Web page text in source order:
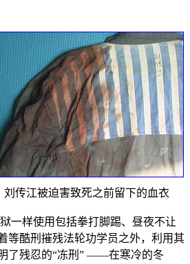
刘传江被迫害致死之前留下的血衣
一样使用包括拳打脚踢、昼夜不让
等酷刑摧残法轮功学员之外，利用其
了残忍的“冻刑” ——在寒冷的冬